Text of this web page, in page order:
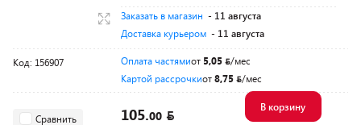
Заказать в магазин - 11 августа
Доставка курьером - 11 августа
Код: 156907 Оплата частямиот 5,05
/мес
Картой рассрочкиот8,75 /мес
Сравнить 105.00
В корзину